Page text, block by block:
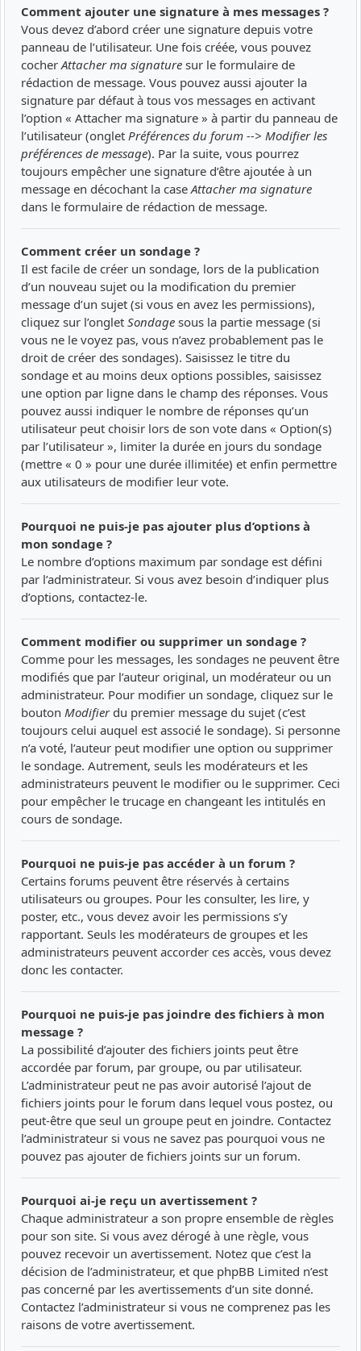
Comment ajouter une signature à mes messages ?
Vous devez d’abord créer une signature depuis votre
panneau de l’utilisateur. Une fois créée, vous pouvez
cocher Attacher ma signature sur le formulaire de
rédaction de message. Vous pouvez aussi ajouter la
signature par défaut à tous vos messages en activant
l’option « Attacher ma signature » à partir du panneau de
l’utilisateur (onglet Préférences du forum --> Modifier les
préférences de message). Par la suite, vous pourrez
toujours empêcher une signature d’être ajoutée à un
message en décochant la case Attacher ma signature
dans le formulaire de rédaction de message.
Comment créer un sondage ?
Il est facile de créer un sondage, lors de la publication
d’un nouveau sujet ou la modification du premier
message d’un sujet (si vous en avez les permissions),
cliquez sur l’onglet Sondage sous la partie message (si
vous ne le voyez pas, vous n’avez probablement pas le
droit de créer des sondages). Saisissez le titre du
sondage et au moins deux options possibles, saisissez
une option par ligne dans le champ des réponses. Vous
pouvez aussi indiquer le nombre de réponses qu’un
utilisateur peut choisir lors de son vote dans « Option(s)
par l’utilisateur », limiter la durée en jours du sondage
(mettre « 0 » pour une durée illimitée) et enfin permettre
aux utilisateurs de modifier leur vote.
Pourquoi ne puis-je pas ajouter plus d’options à
mon sondage ?
Le nombre d’options maximum par sondage est défini
par l’administrateur. Si vous avez besoin d’indiquer plus
d’options, contactez-le.
Comment modifier ou supprimer un sondage ?
Comme pour les messages, les sondages ne peuvent être
modifiés que par l’auteur original, un modérateur ou un
administrateur. Pour modifier un sondage, cliquez sur le
bouton Modifierdu premier message du sujet (c’est
toujours celui auquel est associé le sondage). Si personne
n’a voté, l’auteur peut modifier une option ou supprimer
le sondage. Autrement, seuls les modérateurs et les
administrateurs peuvent le modifier ou le supprimer. Ceci
pour empêcher le trucage en changeant les intitulés en
cours de sondage.
Pourquoi ne puis-je pas accéder à un forum ?
Certains forums peuvent être réservés à certains
utilisateurs ou groupes. Pour les consulter, les lire, y
poster, etc., vous devez avoir les permissions s’y
rapportant. Seuls les modérateurs de groupes et les
administrateurs peuvent accorder ces accès, vous devez
donc les contacter.
Pourquoi ne puis-je pas joindre des fichiers à mon
message ?
La possibilité d’ajouter des fichiers joints peut être
accordée par forum, par groupe, ou par utilisateur.
L’administrateur peut ne pas avoir autorisé l’ajout de
fichiers joints pour le forum dans lequel vous postez, ou
peut-être que seul un groupe peut en joindre. Contactez
l’administrateur si vous ne savez pas pourquoi vous ne
pouvez pas ajouter de fichiers joints sur un forum.
Pourquoi ai-je reçu un avertissement ?
Chaque administrateur a son propre ensemble de règles
pour son site. Si vous avez dérogé à une règle, vous
pouvez recevoir un avertissement. Notez que c’est la
décision de l’administrateur, et que phpBB Limited n’est
pas concerné par les avertissements d’un site donné.
Contactez l’administrateur si vous ne comprenez pas les
raisons de votre avertissement.